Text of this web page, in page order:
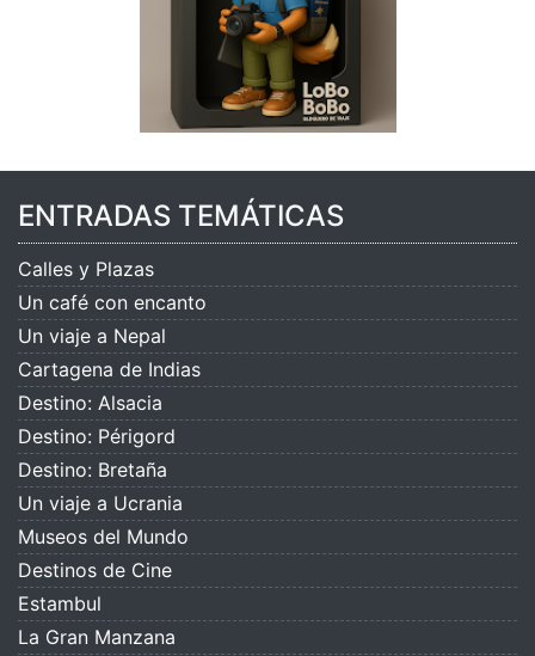
ENTRADAS TEMÁTICAS
Calles y Plazas
Un café con encanto
Un viaje a Nepal
Cartagena de Indias
Destino: Alsacia
Destino: Périgord
Destino: Bretaña
Un viaje a Ucrania
Museos del Mundo
Destinos de Cine
Estambul
La Gran Manzana